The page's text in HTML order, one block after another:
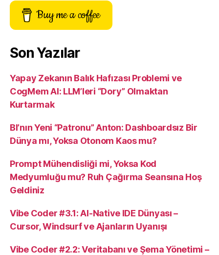
Buy me a coffee
Son Yazılar
Yapay Zekanın Balık Hafızası Problemi ve
CogMem AI: LLM’leri “Dory” Olmaktan
Kurtarmak
BI’nın Yeni “Patronu” Anton: Dashboardsız Bir
Dünya mı, Yoksa Otonom Kaos mu?
Prompt Mühendisliği mi, Yoksa Kod
Medyumluğu mu? Ruh Çağırma Seansına Hoş
Geldiniz
Vibe Coder #3.1: AI-Native IDE Dünyası –
Cursor, Windsurf ve Ajanların Uyanışı
Vibe Coder #2.2: Veritabanı ve Şema Yönetimi –